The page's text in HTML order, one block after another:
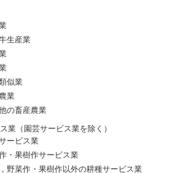
生産業
似業
業
畜産農業
（園芸サービス業を除く）
ビス業
果樹作サービス業
菜作・果樹作以外の耕種サービス業